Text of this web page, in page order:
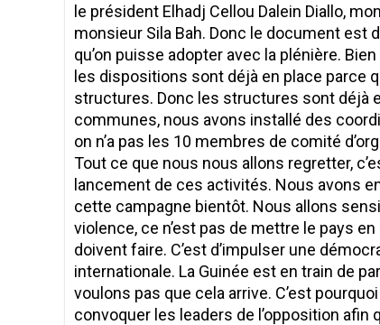
le président Elhadj Cellou Dalein Diallo,
monsieur Sila Bah. Donc le document est
qu’on puisse adopter avec la plénière.
les dispositions sont déjà en place parce
structures. Donc les structures sont déjà
communes, nous avons installé des
on n’a pas les 10 membres de comité
Tout ce que nous nous allons regretter,
lancement de ces activités. Nous avons
cette campagne bientôt. Nous allons
violence, ce n’est pas de mettre le pays
doivent faire. C’est d’impulser une
internationale. La Guinée est en train de
voulons pas que cela arrive. C’est
convoquer les leaders de l’opposition afin